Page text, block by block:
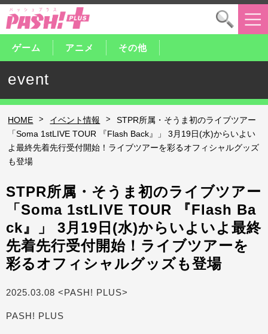
ゲーム アニメ その他
event
HOME > イベント情報 >
STPR所属・そうま初のライブツアー
「Soma 1stLIVE TOUR 『Flash Back』」 3月19日(水)からいよい
よ最終先着先行受付開始！ライブツアーを彩るオフィシャルグッズ
も登場
STPR所属・そうま初のライブツアー
「Soma 1stLIVE TOUR 『Flash Ba
ck』」 3月19日(水)からいよいよ最終
先着先行受付開始！ライブツアーを
彩るオフィシャルグッズも登場
2025.03.08 <PASH! PLUS>
PASH! PLUS